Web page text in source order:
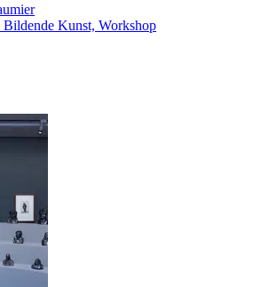
Bildende Kunst, Workshop